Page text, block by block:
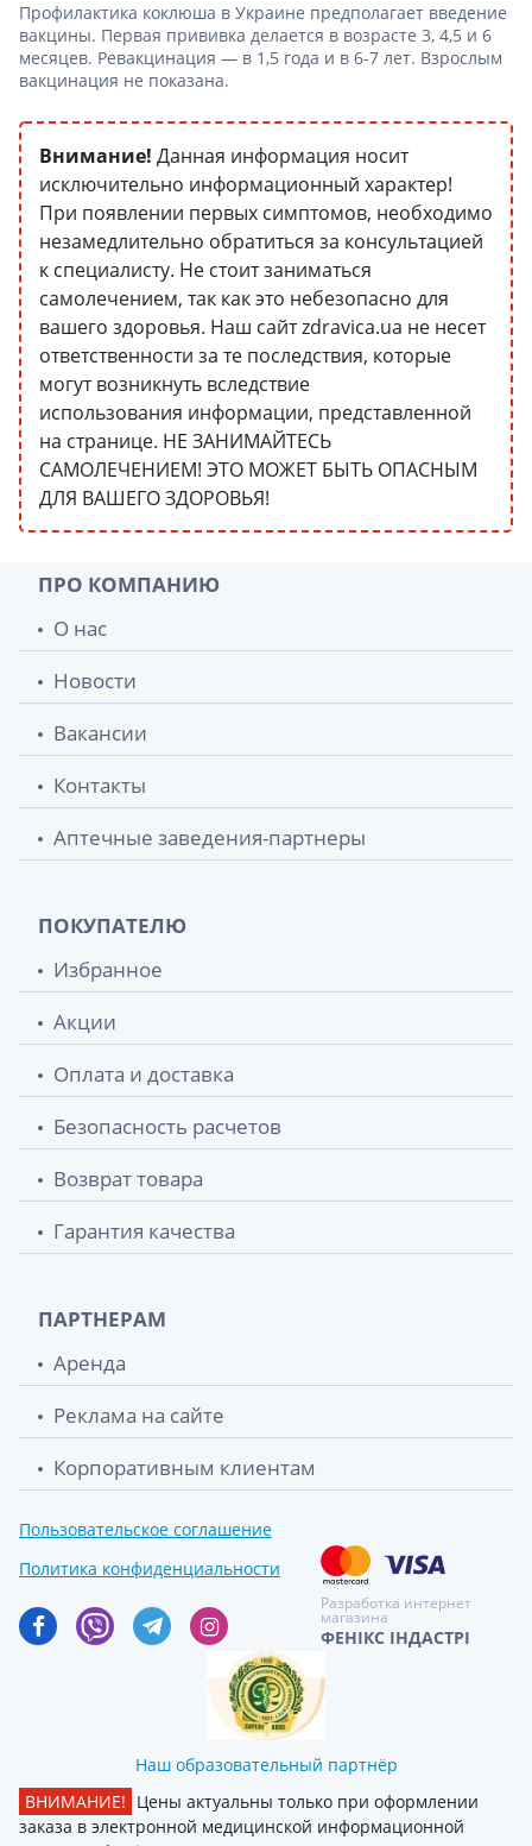
Профилактика коклюша в Украине предполагает введение
вакцины. Первая прививка делается в возрасте 3, 4,5 и 6
месяцев. Ревакцинация — в 1,5 года и в 6-7 лет. Взрослым
вакцинация не показана.
Внимание! Данная информация носит
исключительно информационный характер!
При появлении первых симптомов, необходимо
незамедлительно обратиться за консультацией
к специалисту. Не стоит заниматься
самолечением, так как это небезопасно для
вашего здоровья. Наш сайт zdravica.ua не несет
ответственности за те последствия, которые
могут возникнуть вследствие
использования информации, представленной
на странице. НЕ ЗАНИМАЙТЕСЬ
САМОЛЕЧЕНИЕМ! ЭТО МОЖЕТ БЫТЬ ОПАСНЫМ
ДЛЯ ВАШЕГО ЗДОРОВЬЯ!
ПРО КОМПАНИЮ
О нас
Новости
Вакансии
Контакты
Аптечные заведения-партнеры
ПОКУПАТЕЛЮ
Избранное
Акции
Оплата и доставка
Безопасность расчетов
Возврат товара
Гарантия качества
ПАРТНЕРАМ
Аренда
Реклама на сайте
Корпоративным клиентам
Пользовательское соглашение
Политика конфиденциальности
Разработка интернет
магазина
ФЕНІКС ІНДАСТРІ
Наш образовательный партнёр
ВНИМАНИЕ! Цены актуальны только при оформлении
заказа в электронной медицинской информационной